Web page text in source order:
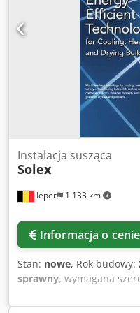
mm: 15–45 kg/partię.
bębna odbywa się
dyszy. System rozpylania
sterownicza
Jednostka obróbki
powietrza wlotowego,
podgrzewanie,
HERDING. Wentylator
wewnątrz bębna i
Ieper 1 133 km
Instalacja susząca
Solex
Informacja o cenie
Stan: nowe, Rok budowy:
sprawny, wymagana
3
wysokości:18 000 mm,